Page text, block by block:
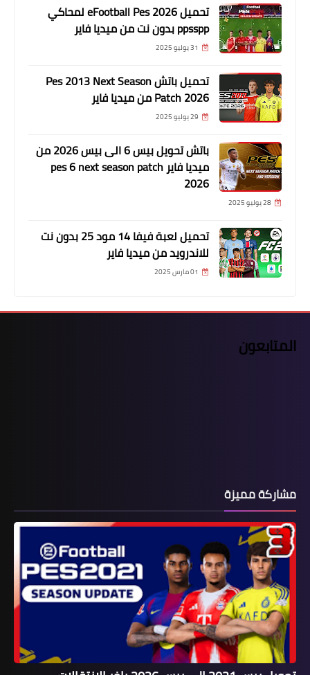
تحميل eFootball Pes 2026 لمحاكي
ppsspp بدون نت من ميديا فاير
31 يوليو 2025
تحميل باتش Pes 2013 Next Season
Patch 2026 من ميديا فاير
29 يوليو 2025
باتش تحويل بيس 6 الى بيس 2026 من
ميديا فاير pes 6 next season patch
2026
28 يوليو 2025
تحميل لعبة فيفا 14 مود 25 بدون نت
للاندرويد من ميديا فاير
01 مارس 2025
المتابعون
مشاركة مميزة